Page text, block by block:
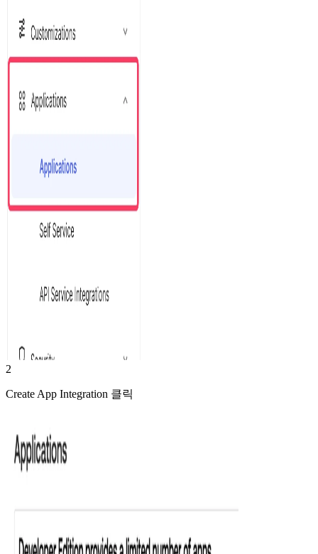
2
Create App Integration 클릭